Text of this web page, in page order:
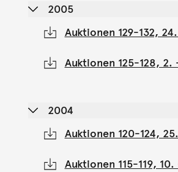
2005
Auktionen 129-132,
Auktionen 125-128, 2.
2004
Auktionen 120-124,
Auktionen 115-119, 10.